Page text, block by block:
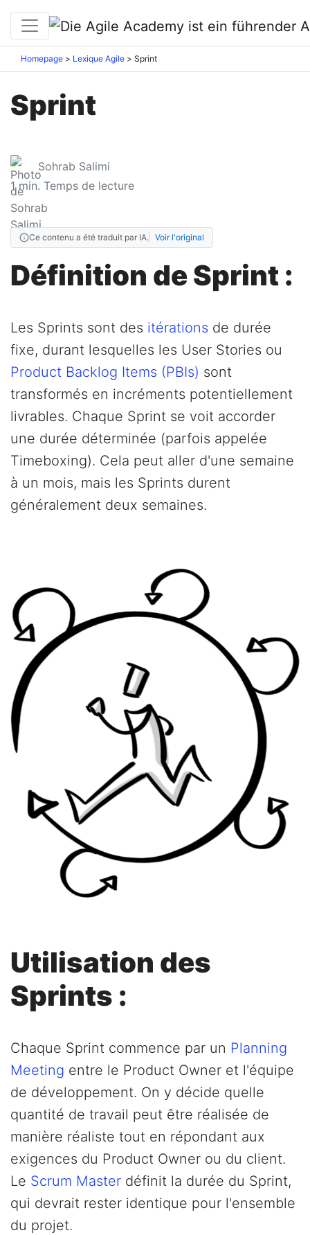
Homepage Lexique Agile Sprint
Sprint
Sohrab Salimi
1 min. Temps de lecture
Ce contenu a été traduit par IA. Voir l'original
Définition de Sprint :
Les Sprints sont des itérations de durée
fixe, durant lesquelles les User Stories ou
Product Backlog Items (PBIs) sont
transformés en incréments potentiellement
livrables. Chaque Sprint se voit accorder
une durée déterminée (parfois appelée
Timeboxing). Cela peut aller d'une semaine
à un mois, mais les Sprints durent
généralement deux semaines.
Utilisation des
Sprints :
Chaque Sprint commence par un Planning
Meeting entre le Product Owner et l'équipe
de développement. On y décide quelle
quantité de travail peut être réalisée de
manière réaliste tout en répondant aux
exigences du Product Owner ou du client.
Le Scrum Master définit la durée du Sprint,
qui devrait rester identique pour l'ensemble
du projet.